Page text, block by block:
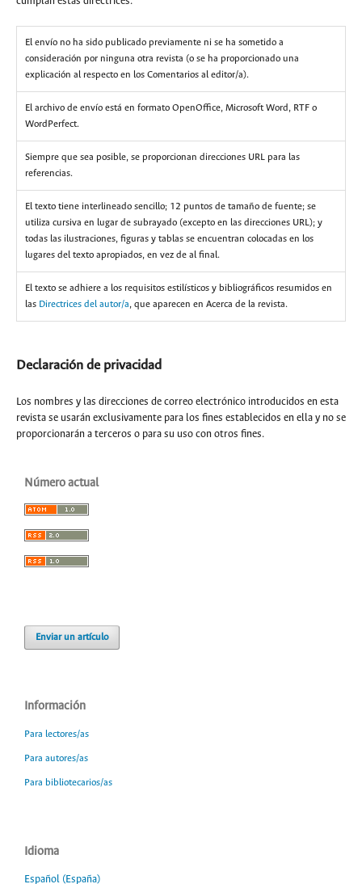
El envío no ha sido publicado previamente ni se ha sometido a
consideración por ninguna otra revista (o se ha proporcionado una
explicación al respecto en los Comentarios al editor/a).
El archivo de envío está en formato OpenOffice, Microsoft Word, RTF o
WordPerfect.
Siempre que sea posible, se proporcionan direcciones URL para las
referencias.
El texto tiene interlineado sencillo; 12 puntos de tamaño de fuente; se
utiliza cursiva en lugar de subrayado (excepto en las direcciones URL); y
todas las ilustraciones, figuras y tablas se encuentran colocadas en los
lugares del texto apropiados, en vez de al final.
El texto se adhiere a los requisitos estilísticos y bibliográficos resumidos en
las Directrices del autor/a, que aparecen en Acerca de la revista.
Declaración de privacidad
Los nombres y las direcciones de correo electrónico introducidos en esta
revista se usarán exclusivamente para los fines establecidos en ella y no se
proporcionarán a terceros o para su uso con otros fines.
Número actual
Enviar un artículo
Información
Para lectores/as
Para autores/as
Para bibliotecarios/as
Idioma
Español (España)